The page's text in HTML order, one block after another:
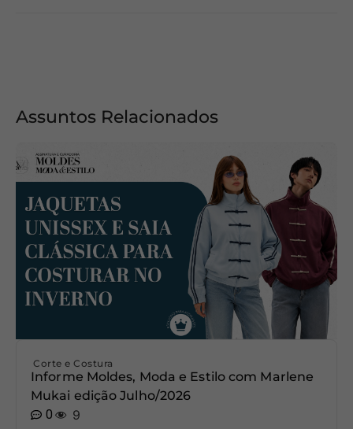
Assuntos Relacionados
Corte e Costura
Informe Moldes, Moda e Estilo com Marlene
Mukai edição Julho/2026
0
9